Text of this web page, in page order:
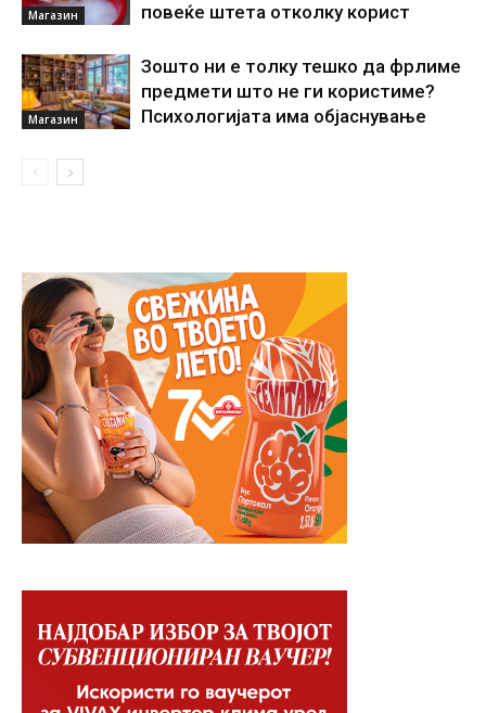
Магазин повеќе штета отколку корист
Магазин
Зошто ни е толку тешко да фрлиме
предмети што не ги користиме?
Психологијата има објаснување